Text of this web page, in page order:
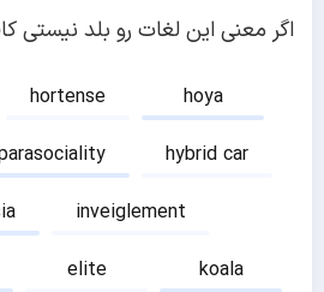
اگر معنی این لغات رو بلد نیستی
hortense
hoya
hybrid car
inveiglement
elite
koala